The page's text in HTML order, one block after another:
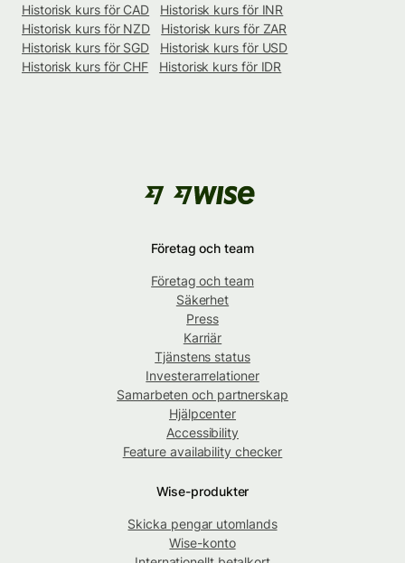
Historisk kurs för CAD
Historisk kurs för INR
Historisk kurs för NZD
Historisk kurs för ZAR
Historisk kurs för SGD
Historisk kurs för USD
Historisk kurs för CHF
Historisk kurs för IDR
Företag och team
Företag och team
Säkerhet
Press
Karriär
Tjänstens status
Investerarrelationer
Samarbeten och partnerskap
Hjälpcenter
Accessibility
Feature availability checker
Wise-produkter
Skicka pengar utomlands
Wise-konto